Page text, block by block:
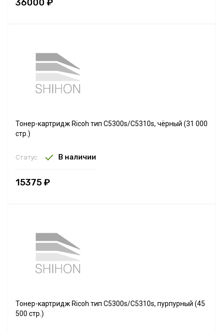
36000 ₽
Тонер-картридж Ricoh тип С5300s/C5310s, чёрный (31 000
стр.)
Статус: В наличии
15375 ₽
Тонер-картридж Ricoh тип С5300s/C5310s, пурпурный (45
500 стр.)